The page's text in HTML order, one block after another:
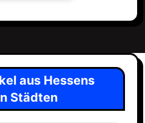
aus Hessens
Städten